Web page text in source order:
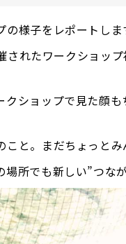
様子をレポートしま
れたワークショッ
クショップで見た顔
と。まだちょっとみ
所でも新しい”つな